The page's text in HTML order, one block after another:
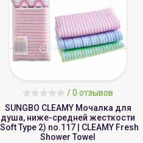
/0 отзывов
SUNGBO CLEAMY Мочалка для
душа, ниже-средней жесткости
Type 2) no.117 | CLEAMY Fresh
Shower Towel